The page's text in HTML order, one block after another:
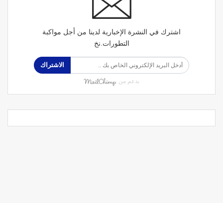
اشترك في النشرة الإخبارية لدينا من أجل مواكبة
التطورات.نخ
الاشتراك
بدعم من